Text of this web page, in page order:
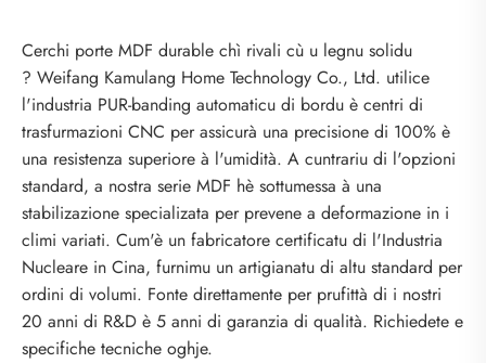
Cerchi porte MDF durable chì rivali cù u legnu solidu
? Weifang Kamulang Home Technology Co., Ltd. utilice
l'industria PUR-banding automaticu di bordu è centri di
trasfurmazioni CNC per assicurà una precisione di 100% è
una resistenza superiore à l'umidità. A cuntrariu di l'opzioni
standard, a nostra serie MDF hè sottumessa à una
stabilizazione specializata per prevene a deformazione in i
climi variati. Cum'è un fabricatore certificatu di l'Industria
Nucleare in Cina, furnimu un artigianatu di altu standard per
ordini di volumi. Fonte direttamente per prufittà di i nostri
20 anni di R&D è 5 anni di garanzia di qualità. Richiedete e
specifiche tecniche oghje.